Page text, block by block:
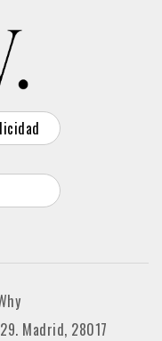
Madrid, 28017